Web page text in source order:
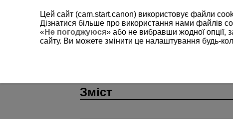
Функції зв’язку
Зміст
Цей сайт (cam.start.canon) використовує файли
Дізнатися більше про використання нами файлів
«Не погоджуюся» або не вибравши жодної опції,
сайту. Ви можете змінити це налаштування будь-